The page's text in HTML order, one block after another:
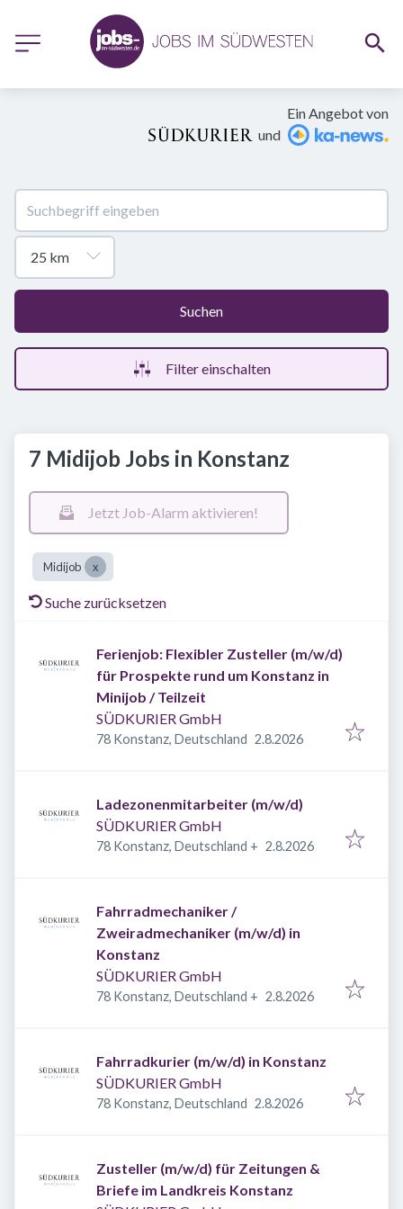
Ein Angebot von
und
Suchen
Filter einschalten
7 Midijob Jobs in Konstanz
Jetzt Job-Alarm aktivieren!
Midijob
Suche zurücksetzen
Ferienjob: Flexibler Zusteller (m/w/d)
für Prospekte rund um Konstanz in
Minijob / Teilzeit
SÜDKURIER GmbH
78 Konstanz, Deutschland Veröffentlicht
2.8.2026
Ladezonenmitarbeiter (m/w/d)
SÜDKURIER GmbH
78 Konstanz, Deutschland + Veröffentlicht :
2.8.2026
Fahrradmechaniker /
Zweiradmechaniker (m/w/d) in
Konstanz
SÜDKURIER GmbH
78 Konstanz, Deutschland + Veröffentlicht :
2.8.2026
Fahrradkurier (m/w/d) in Konstanz
SÜDKURIER GmbH
78 Konstanz, Deutschland Veröffentlicht
2.8.2026
Zusteller (m/w/d) für Zeitungen &
Briefe im Landkreis Konstanz